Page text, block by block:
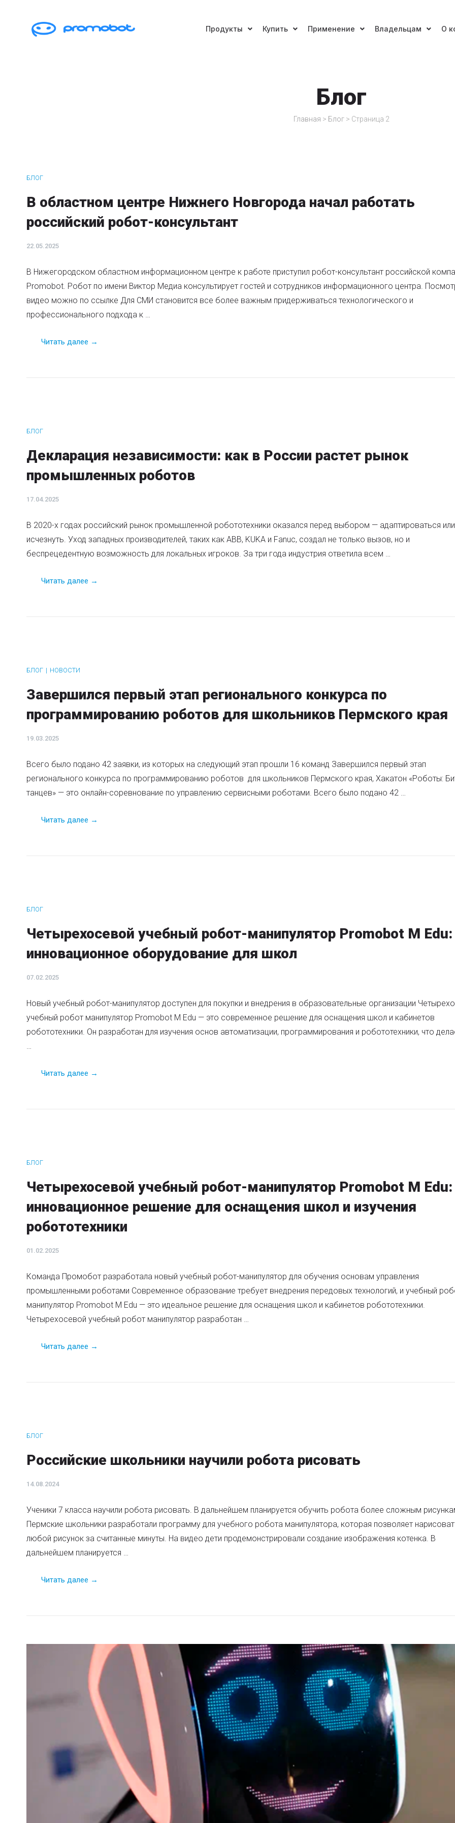
Продукты Купить Применение Владельцам О
Блог
Главная > Блог> Страница 2
БЛОГ
В областном центре Нижнего Новгорода начал работать
российский робот-консультант
22.05.2025
В Нижегородском областном информационном центре к работе приступил робот-консультант российской
Promobot. Робот по имени Виктор Медиа консультирует гостей и сотрудников информационного центра.
видео можно по ссылке Для СМИ становится все более важным придерживаться технологического и
профессионального подхода к …
Читать далее →
БЛОГ
Декларация независимости: как в России растет рынок
промышленных роботов
17.04.2025
В 2020-х годах российский рынок промышленной робототехники оказался перед выбором — адаптироваться или
исчезнуть. Уход западных производителей, таких как ABB, KUKA и Fanuc, создал не только вызов, но и
беспрецедентную возможность для локальных игроков. За три года индустрия ответила всем …
Читать далее →
БЛОГ НОВОСТИ
Завершился первый этап регионального конкурса по
программированию роботов для школьников Пермского края
19.03.2025
Всего было подано 42 заявки, из которых на следующий этап прошли 16 команд Завершился первый этап
регионального конкурса по программированию роботов для школьников Пермского края, Хакатон «Роботы:
танцев» — это онлайн-соревнование по управлению сервисными роботами. Всего было подано 42 …
Читать далее →
БЛОГ
Четырехосевой учебный робот-манипулятор Promobot M Edu:
инновационное оборудование для школ
07.02.2025
Новый учебный робот-манипулятор доступен для покупки и внедрения в образовательные организации
учебный робот манипулятор Promobot M Edu — это современное решение для оснащения школ и кабинетов
робототехники. Он разработан для изучения основ автоматизации, программирования и робототехники, что
…
Читать далее →
БЛОГ
Четырехосевой учебный робот-манипулятор Promobot M Edu:
инновационное решение для оснащения школ и изучения
робототехники
01.02.2025
Команда Промобот разработала новый учебный робот-манипулятор для обучения основам управления
промышленными роботами Современное образование требует внедрения передовых технологий, и учебный
манипулятор Promobot M Edu — это идеальное решение для оснащения школ и кабинетов робототехники.
Четырехосевой учебный робот манипулятор разработан …
Читать далее →
БЛОГ
Российские школьники научили робота рисовать
14.08.2024
Ученики 7 класса научили робота рисовать. В дальнейшем планируется обучить робота более сложным
Пермские школьники разработали программу для учебного робота манипулятора, которая позволяет
любой рисунок за считанные минуты. На видео дети продемонстрировали создание изображения котенка. В
дальнейшем планируется …
Читать далее →